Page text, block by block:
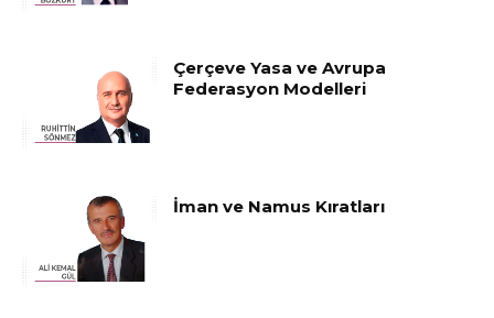
Çerçeve Yasa ve Avrupa
Federasyon Modelleri
İman ve Namus Kıratları